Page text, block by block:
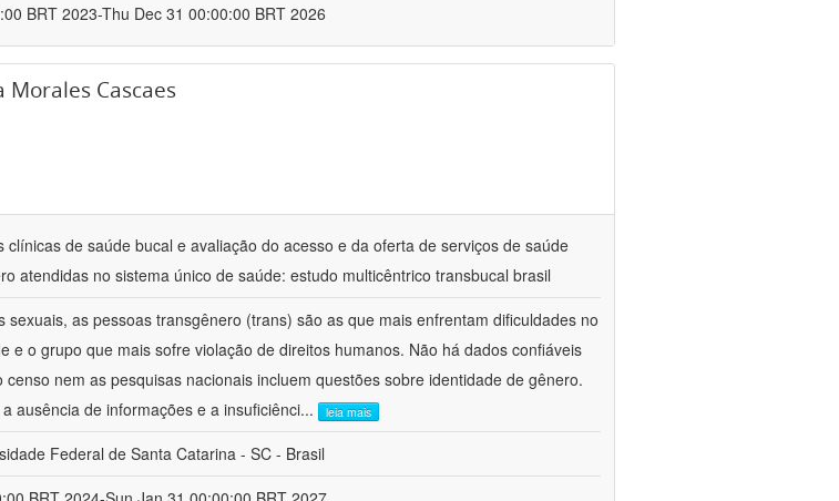
BRT 2023-Thu Dec 31 00:00:00 BRT 2026
Morales Cascaes
clínicas de saúde bucal e avaliação do acesso e da oferta de serviços de saúde
atendidas no sistema único de saúde: estudo multicêntrico transbucal brasil
sexuais, as pessoas transgênero (trans) são as que mais enfrentam dificuldades no
e o grupo que mais sofre violação de direitos humanos. Não há dados confiáveis
nem as pesquisas nacionais incluem questões sobre identidade de gênero.
ausência de informações e a insuficiênci... leia mais
Federal de Santa Catarina - SC - Brasil